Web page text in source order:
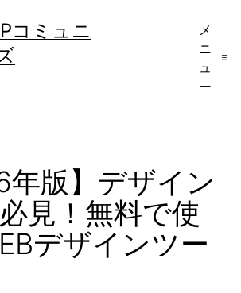
コミュニ
メ
ニ
ュ
ー
年版】デザイン
見！無料で使
デザインツー